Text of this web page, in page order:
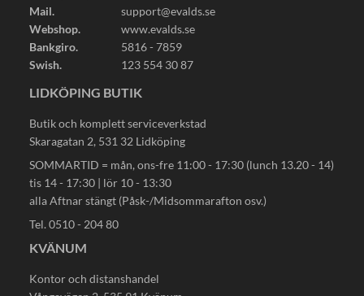
Mail.
support@evalds.se
Webshop.
www.evalds.se
Bankgiro.
5816 - 7859
Swish.
123 554 30 87
LIDKÖPING BUTIK
Butik och komplett serviceverkstad
Skaragatan 2, 531 32 Lidköping
SOMMARTID = mån, ons-fre 11:00 - 17:30 (lunch 13.20 - 14)
tis 14 - 17:30 | lör 10 - 13:30
alla Aftnar stängt (Påsk-/Midsommarafton osv.)
Tel. 0510 - 204 80
KVÄNUM
Kontor och distanshandel